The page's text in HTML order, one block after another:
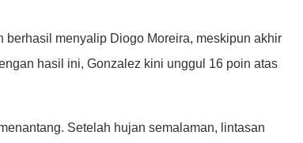
menyalip Diogo Moreira, meskipun akhir
hasil ini, Gonzalez kini unggul 16 poin atas
Setelah hujan semalaman, lintasan